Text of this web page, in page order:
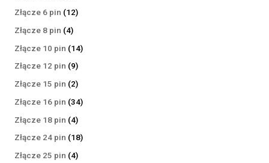
produktów
Złącze 6 pin 1212
Złącze 8 pin 44
produkty
Złącze 10 pin 1414
Złącze 12 pin 99
produktów
Złącze 15 pin 22
produkty
Złącze 16 pin 3434
Złącze 18 pin 44
produkty
Złącze 24 pin 1818
Złącze 25 pin 44